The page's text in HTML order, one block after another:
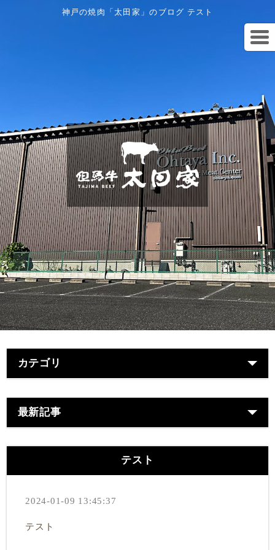
神戸の焼肉「太田家」のブログ テスト
カテゴリ
最新記事
テスト
2024-01-09 13:45:37
テスト